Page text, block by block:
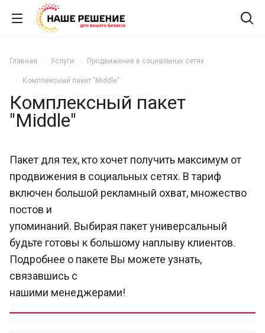
Главная Услуги Продвижение в социальных сетях
Комплексный пакет "Middle"
Комплексный пакет
"Middle"
Пакет для тех, кто хочет получить максимум от
продвижения в социальных сетях. В тариф
включен большой рекламный охват, множество
постов и
упоминаний. Выбирая пакет универсальный
будьте готовы к большому наплыву клиентов.
Подробнее о пакете Вы можете узнать,
связавшись с
нашими менеджерами!